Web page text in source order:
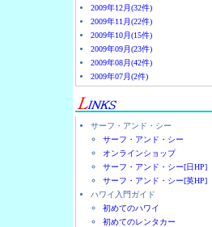
2009年12月(32件)
2009年11月(22件)
2009年10月(15件)
2009年09月(23件)
2009年08月(42件)
2009年07月(2件)
サーフ・アンド・シー
サーフ・アンド・シー
オンラインショップ
サーフ・アンド・シー[日HP]
サーフ・アンド・シー[英HP]
ハワイ入門ガイド
初めてのハワイ
初めてのレンタカー